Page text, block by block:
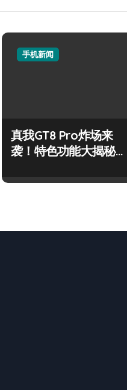
手机新闻
真我GT8 Pro炸场来
袭！特色功能大揭秘，